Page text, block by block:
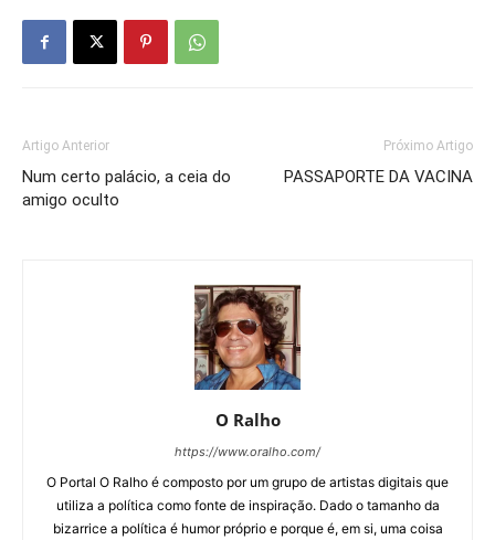
Artigo Anterior
Num certo palácio, a ceia do
amigo oculto
Próximo Artigo
PASSAPORTE DA VACINA
O Ralho
https://www.oralho.com/
O Portal O Ralho é composto por um grupo de artistas digitais que
utiliza a política como fonte de inspiração. Dado o tamanho da
bizarrice a política é humor próprio e porque é, em si, uma coisa